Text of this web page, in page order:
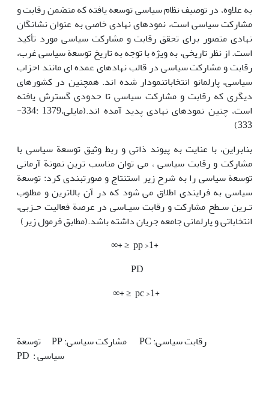
به علاوه، در توصیف نظام سیاسی توسعه یافته که متضمن رقابت و
مشارکت سیاسی است، نمودهای نهادی خاصی به عنوان نشانگان
نهادی متصور برای تحقق رقابت و مشارکت سیاسی مورد تأکید
است. از نظر تاریخی، به ویژه با توجه به تاریخ توسعة سیاسی غرب،
رقابت و مشارکت سیاسی در قالب نهادهای عمده ای مانند احزاب
سیاسی، پارلمانو انتخاباتنمودار شده اند. همچنین در کشورهای
دیگری که رقابت و مشارکت سیاسی تا حدودی گسترش یافته
است، چنین نمودهای نهادی پدید آمده اند.(مایلی،1379 :334-
333)
بنابراین، با عنایت به پیوند ذاتی و ربط وثیق توسعة سیاسی با
مشارکت و رقابت سیاسی ، می توان مناسب ترین نمونة آرمانی
توسعة سیاسی را به شرح زیر استنتاج و صورتبندی کرد: توسعة
سیاسی به فرایندی اطلاق می شود که در آن بالاترین و مطلوب
تـرین سـطح مشارکت و رقابت سیـاسی در عرصة فعالیت حـزبی،
انتخاباتی و پارلمانی جامعه جریان داشته باشد.(مطابق فرمول زیر)
+1< pp ≤ +∞
+1< pc ≤ +∞
رقابت سیاسی: PC مشارکت سیاسی: PP توسعة
سیاسی : PD